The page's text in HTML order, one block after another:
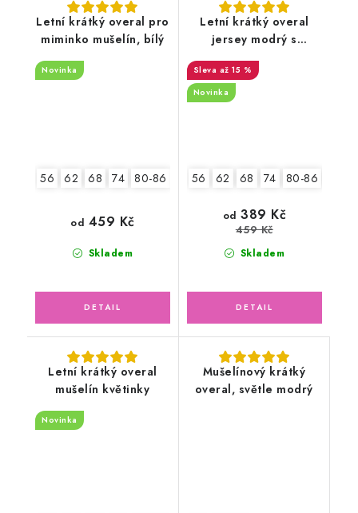
Letní krátký overal pro
miminko mušelín, bílý
Novinka
56 62 68 74 80-86 92-98
Skladem
od 459 Kč
Letní krátký overal
jersey modrý s
až 15 %
Novinka
56 62 68 74 80-86
Skladem
od 389 Kč
459 Kč
Letní krátký overal
mušelín květinky
Novinka
Mušelínový krátký
overal, světle modrý